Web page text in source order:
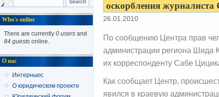
оскорбления
26.01.2010
По сообщению Центра прав
администрации региона Шида
их корреспонденту Сабе
Как сообщает Центр,
явился в краевую
Who's online
There are currently 0 users and
84 guests online.
О нас
Интерньюс
О юридическом проекте